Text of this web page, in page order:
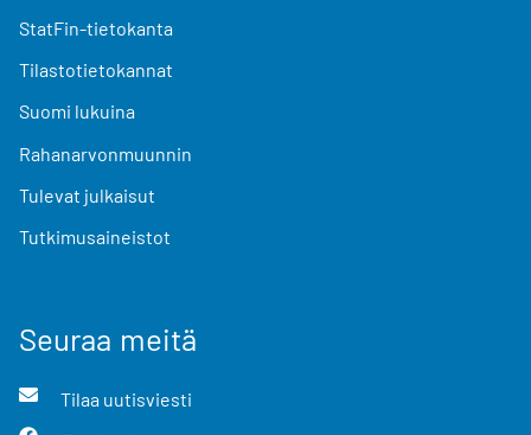
StatFin-tietokanta
Tilastotietokannat
Suomi lukuina
Rahanarvonmuunnin
Tulevat julkaisut
Tutkimusaineistot
Seuraa meitä
Tilaa uutisviesti